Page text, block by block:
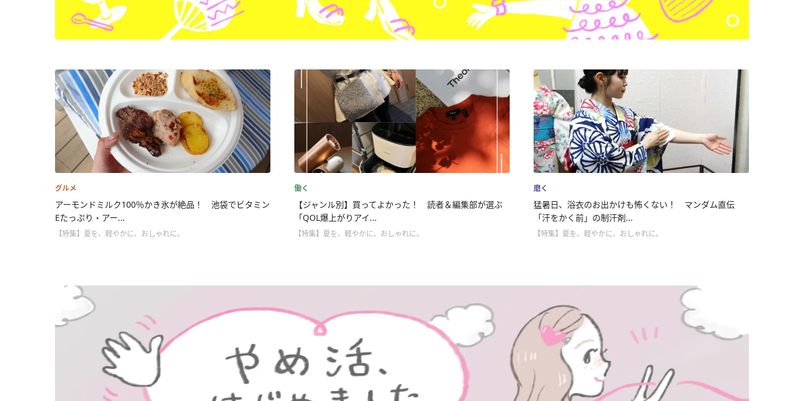
グルメ
アーモンドミルク100％かき氷が絶品！ 池袋でビタミン
Eたっぷり・アー...
【特集】夏を、軽やかに、おしゃれに。
働く
【ジャンル別】買ってよかった！ 読者＆編集部が選ぶ
「QOL爆上がりアイ...
【特集】夏を、軽やかに、おしゃれに。
磨く
猛暑日、浴衣のお出かけも怖くない！ マンダム直伝
「汗をかく前」の制汗剤...
【特集】夏を、軽やかに、おしゃれに。